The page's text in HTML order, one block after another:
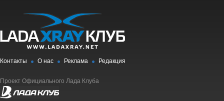
Контакты О нас Реклама Редакция
Проект Официального Лада Клуба